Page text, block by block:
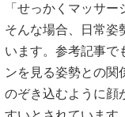
ストレッチと
マッサージは筋肉